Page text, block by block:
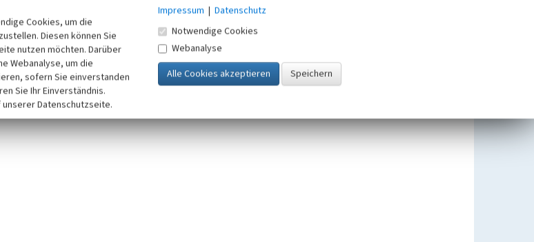
Anderetsch. Er war 20 Jahre lang
Cookies, um die
Diesen können Sie
nutzen möchten. Darüber
Webanalyse, um die
sofern Sie einverstanden
Sie Ihr Einverständnis.
Datenschutzseite.
Impressum | Datenschutz
Notwendige Cookies
Webanalyse